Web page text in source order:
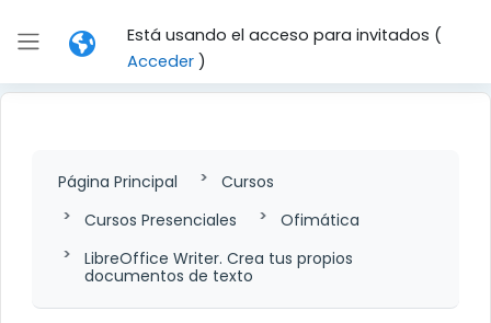
Panel lateral
Está usando el acceso para invitados (
Acceder)
Página Principal
Cursos
Cursos Presenciales
Ofimática
LibreOffice Writer. Crea tus propios
documentos de texto